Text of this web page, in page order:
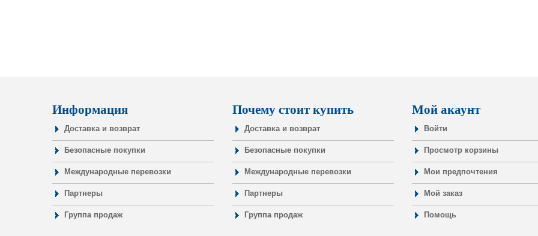
Информация
Доставка и возврат
Безопасные покупки
Международные перевозки
Партнеры
Группа продаж
Почему стоит купить
Доставка и возврат
Безопасные покупки
Международные перевозки
Партнеры
Группа продаж
Мой акаунт
Войти
Просмотр корзины
Мои предпочтения
Мой заказ
Помощь